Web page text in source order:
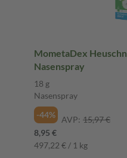
MometaDex
Nasenspray
18 g
Nasenspray
-44%
AVP: 15,97 €
8,95 €
497,22 € / 1 kg